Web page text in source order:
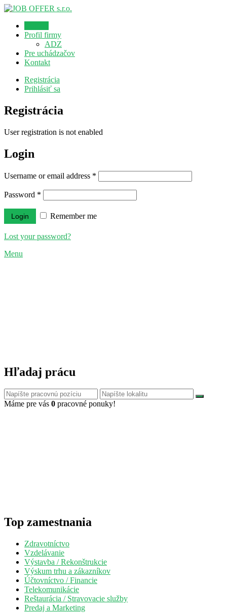
Profil firmy
ADZ
Pre uchádzačov
Kontakt
Registrácia
Prihlásiť sa
Registrácia
User registration is not enabled
Login
Username or email address *
Password *
Remember me
Lost your password?
Menu
Hľadaj prácu
Máme pre vás 0 pracovné ponuky!
Top zamestnania
Zdravotníctvo
Vzdelávanie
Výstavba / Rekonštrukcie
Výskum trhu a zákazníkov
Účtovníctvo / Financie
Telekomunikácie
Reštaurácia / Stravovacie služby
Predaj a Marketing